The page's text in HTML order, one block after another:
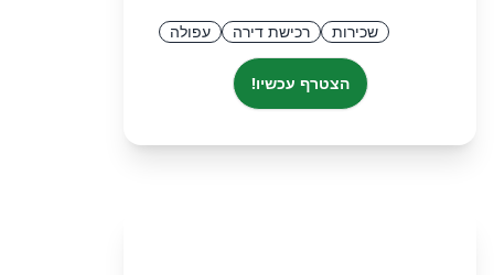
שכירות רכישת דירה עפולה
הצטרף עכשיו!